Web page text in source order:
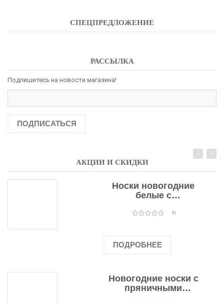
СПЕЦПРЕДЛОЖЕНИЕ
РАССЫЛКА
Подпишитесь на новости магазина!
ПОДПИСАТЬСЯ
АКЦИИ И СКИДКИ
Носки новогодние
белые с
оленями(0)
ПОДРОБНЕЕ
Новогодние носки с
пряничными